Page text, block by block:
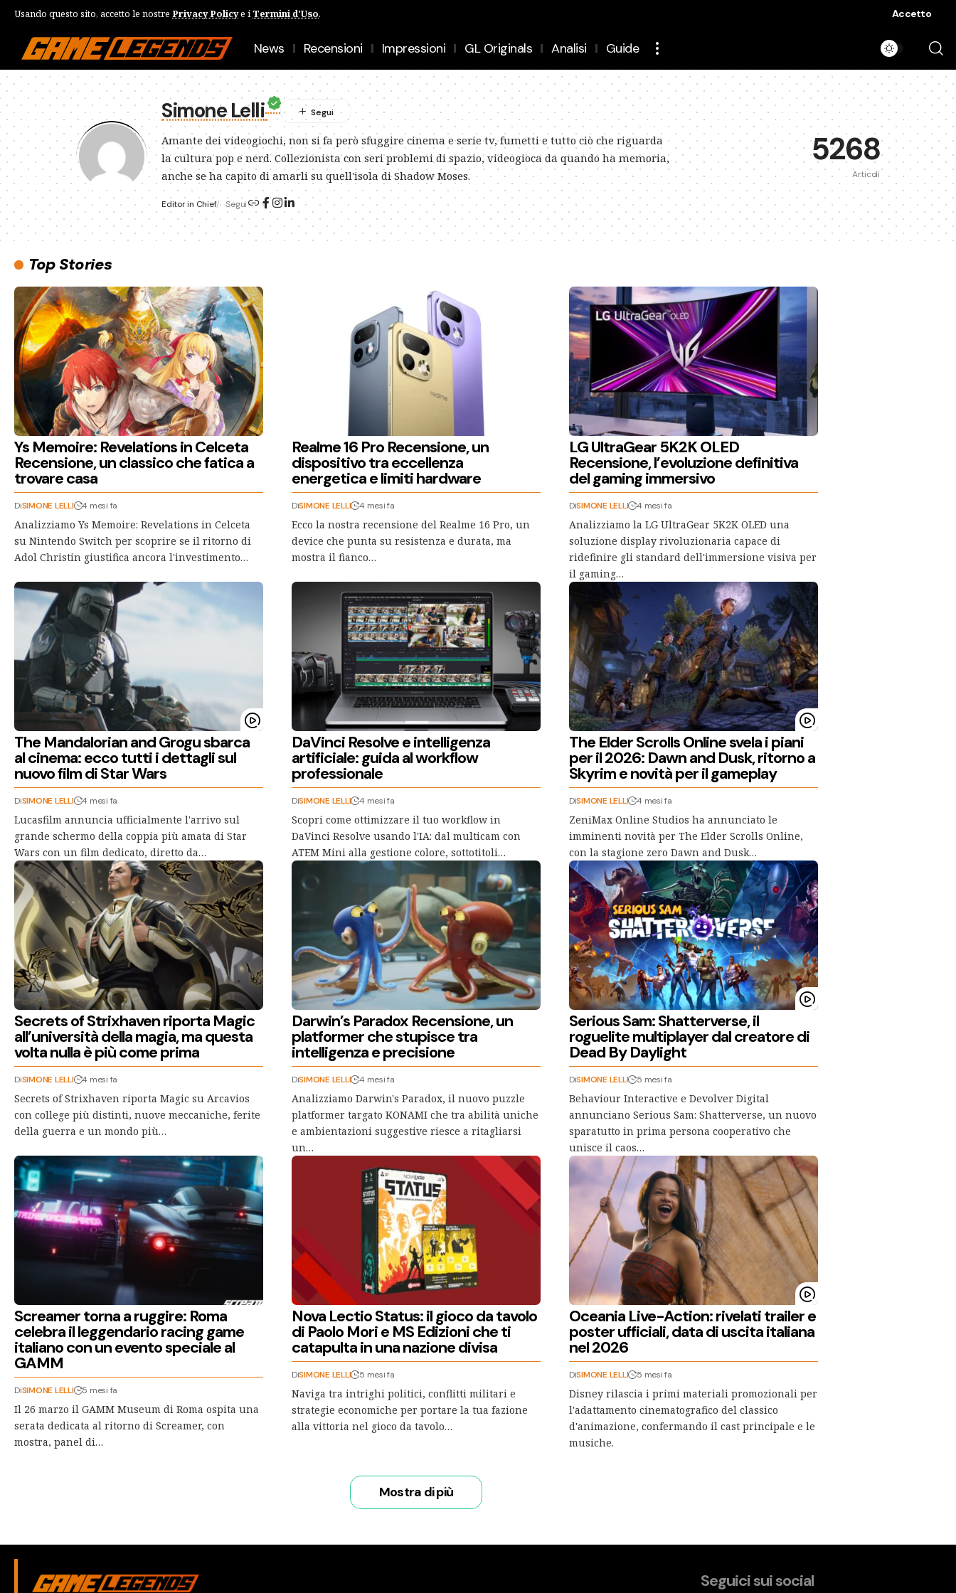
Usando questo sito, accetto le nostre Privacy Policye i Termini d'Uso. Accetto
News Recensioni Impressioni GL Originals Analisi Guide
Simone Lelli
Amante dei videogiochi, non si fa però sfuggire cinema e serie tv, fumetti e tutto ciò che riguarda
la cultura pop e nerd. Collezionista con seri problemi di spazio, videogioca da quando ha memoria,
anche se ha capito di amarli su quell'isola di Shadow Moses.
Editor in Chief Segui
5268
Articoli
Top Stories
Ys Memoire: Revelations in Celceta
Recensione, un classico che fatica a
trovare casa
DiSIMONE LELLI 4 mesi fa
Analizziamo Ys Memoire: Revelations in Celceta
su Nintendo Switch per scoprire se il ritorno di
Adol Christin giustifica ancora l'investimento…
Realme 16 Pro Recensione, un
dispositivo tra eccellenza
energetica e limiti hardware
DiSIMONE LELLI 4 mesi fa
Ecco la nostra recensione del Realme 16 Pro, un
device che punta su resistenza e durata, ma
mostra il fianco…
LG UltraGear 5K2K OLED
Recensione, l’evoluzione definitiva
del gaming immersivo
DiSIMONE LELLI 4 mesi fa
Analizziamo la LG UltraGear 5K2K OLED una
soluzione display rivoluzionaria capace di
ridefinire gli standard dell'immersione visiva per
il gaming…
The Mandalorian and Grogu sbarca
al cinema: ecco tutti i dettagli sul
nuovo film di Star Wars
DiSIMONE LELLI 4 mesi fa
Lucasfilm annuncia ufficialmente l'arrivo sul
grande schermo della coppia più amata di Star
Wars con un film dedicato, diretto da…
DaVinci Resolve e intelligenza
artificiale: guida al workflow
professionale
DiSIMONE LELLI 4 mesi fa
Scopri come ottimizzare il tuo workflow in
DaVinci Resolve usando l'IA: dal multicam con
ATEM Mini alla gestione colore, sottotitoli…
The Elder Scrolls Online svela i piani
per il 2026: Dawn and Dusk, ritorno a
Skyrim e novità per il gameplay
DiSIMONE LELLI 4 mesi fa
ZeniMax Online Studios ha annunciato le
imminenti novità per The Elder Scrolls Online,
con la stagione zero Dawn and Dusk…
Secrets of Strixhaven riporta Magic
all’università della magia, ma questa
volta nulla è più come prima
DiSIMONE LELLI 4 mesi fa
Secrets of Strixhaven riporta Magic su Arcavios
con college più distinti, nuove meccaniche, ferite
della guerra e un mondo più…
Darwin’s Paradox Recensione, un
platformer che stupisce tra
intelligenza e precisione
DiSIMONE LELLI 4 mesi fa
Analizziamo Darwin's Paradox, il nuovo puzzle
platformer targato KONAMI che tra abilità uniche
e ambientazioni suggestive riesce a ritagliarsi
un…
Serious Sam: Shatterverse, il
roguelite multiplayer dal creatore di
Dead By Daylight
DiSIMONE LELLI 5 mesi fa
Behaviour Interactive e Devolver Digital
annunciano Serious Sam: Shatterverse, un nuovo
sparatutto in prima persona cooperativo che
unisce il caos…
Screamer torna a ruggire: Roma
celebra il leggendario racing game
italiano con un evento speciale al
GAMM
DiSIMONE LELLI 5 mesi fa
Il 26 marzo il GAMM Museum di Roma ospita una
serata dedicata al ritorno di Screamer, con
mostra, panel di…
Nova Lectio Status: il gioco da tavolo
di Paolo Mori e MS Edizioni che ti
catapulta in una nazione divisa
DiSIMONE LELLI 5 mesi fa
Naviga tra intrighi politici, conflitti militari e
strategie economiche per portare la tua fazione
alla vittoria nel gioco da tavolo…
Oceania Live-Action: rivelati trailer e
poster ufficiali, data di uscita italiana
nel 2026
DiSIMONE LELLI 5 mesi fa
Disney rilascia i primi materiali promozionali per
l'adattamento cinematografico del classico
d'animazione, confermando il cast principale e le
musiche.
Mostra di più
Seguici sui social